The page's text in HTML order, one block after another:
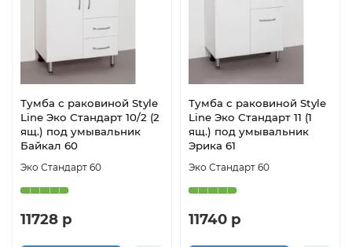
Тумба с раковиной Style
Line Эко Стандарт 10/2 (2
ящ.) под умывальник
Байкал 60
Эко Стандарт 60
11728 р
Тумба с раковиной Style
Line Эко Стандарт 11 (1
ящ.) под умывальник
Эрика 61
Эко Стандарт 60
11740 р